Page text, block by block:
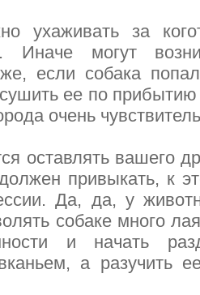
ухаживать за
Иначе могут
если собака
ее по
очень
оставлять вашего
привыкать, к
Да, да, у
собаке много
и начать
а разучить